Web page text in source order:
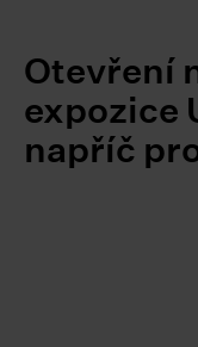
Otevření
expozice
napříč